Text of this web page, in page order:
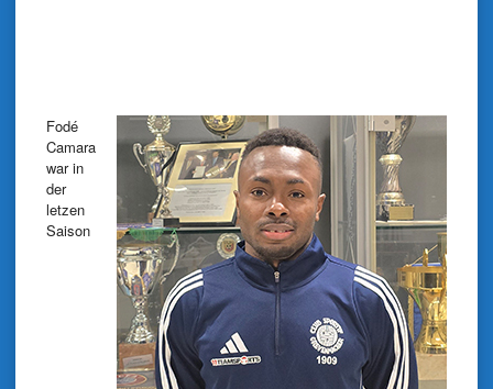
Fodé
Camara
war in
der
letzen
Saison